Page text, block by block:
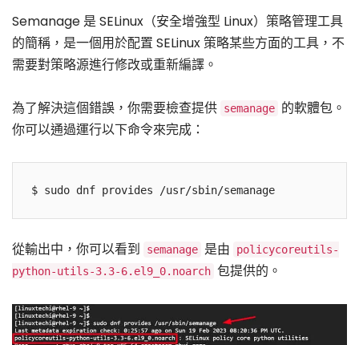
Semanage 是 SELinux（安全增強型 Linux）策略管理工具
的簡稱，是一個用於配置 SELinux 策略某些方面的工具，不
需要對策略源進行修改或重新編譯。
為了解決這個錯誤，你需要檢查提供 semanage 的軟體包。
你可以通過運行以下命令來完成：
從輸出中，你可以看到 semanage 是由
policycoreutils-
python-utils-3.3-6.el9_0.noarch 包提供的。